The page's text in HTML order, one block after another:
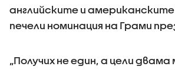
английските и американските
печели номинация на Грами
„Получих не един, а цели